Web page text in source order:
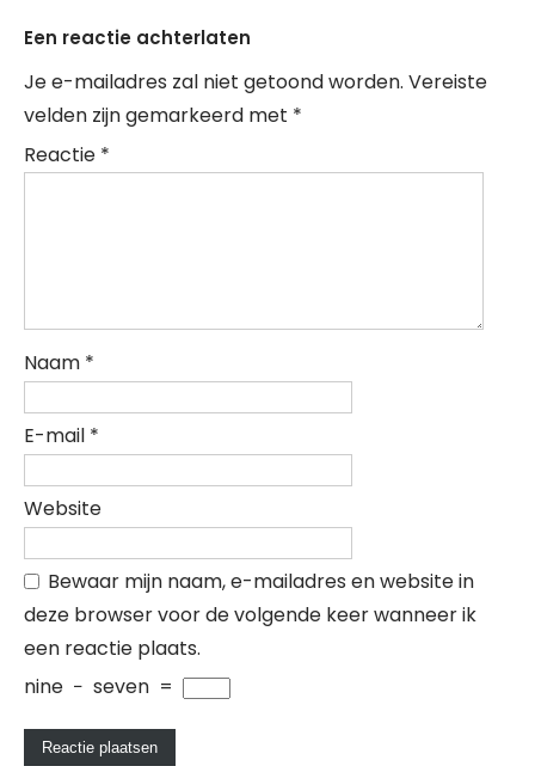
Een reactie achterlaten
Je e-mailadres zal niet getoond worden. Vereiste
velden zijn gemarkeerd met *
Reactie *
Naam *
E-mail *
Website
Bewaar mijn naam, e-mailadres en website in
deze browser voor de volgende keer wanneer ik
een reactie plaats.
nine − seven =